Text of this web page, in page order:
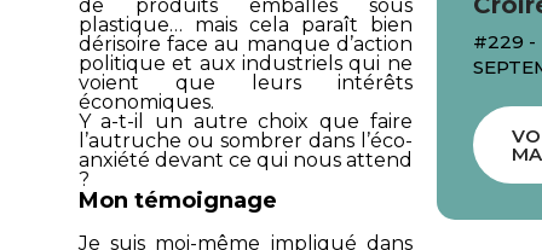
de produits emballés sous
plastique… mais cela paraît bien
dérisoire face au manque d’action
politique et aux industriels qui ne
voient que leurs intérêts
économiques.
Y a-t-il un autre choix que faire
l’autruche ou sombrer dans l’éco-
anxiété devant ce qui nous attend
?
Mon témoignage
Je suis moi-même impliqué dans
#229 -